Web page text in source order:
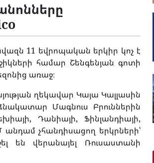
11 եվրոպական երկիր կոչ է
համար Շենգենյան գոտի
առաջ։
ղեկավար Կայա Կալլասին
Մագնուս Բրուններին
Դանիայի, Ֆինլանդիայի,
չհանդիսացող երկրների՝
են վերանայել Ռուսաստանի